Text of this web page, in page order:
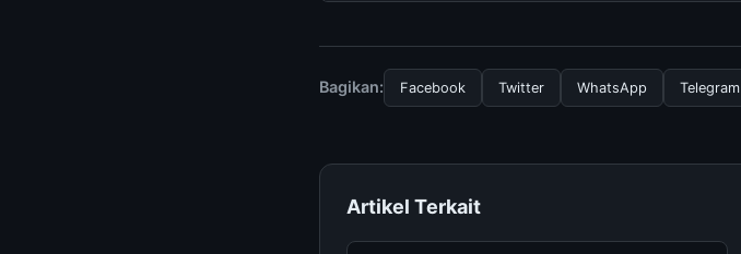
dan terpercaya.
Bagikan: Facebook Twitter WhatsApp Telegram
Artikel Terkait